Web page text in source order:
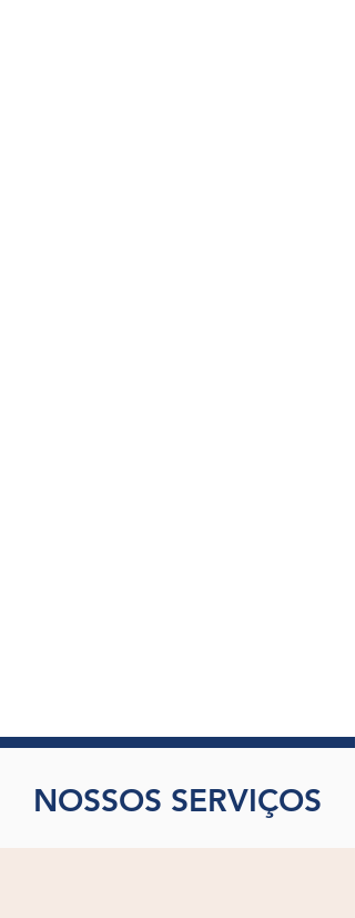
NOSSOS SERVIÇOS